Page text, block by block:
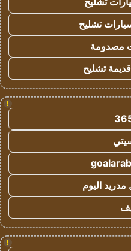
تشليح
مصدومة
تشليح
!
اليوم
!